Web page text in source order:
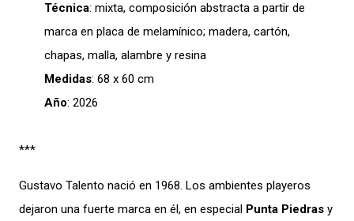
Técnica: mixta, composición abstracta a partir de
marca en placa de melamínico; madera, cartón,
chapas, malla, alambre y resina
Medidas: 68 x 60 cm
Año: 2026
***
Gustavo Talento nació en 1968. Los ambientes playeros
dejaron una fuerte marca en él, en especial Punta Piedras y